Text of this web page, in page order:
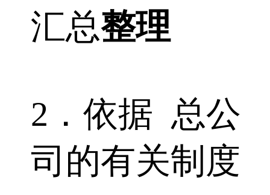
汇总整理
2．依据 总公
司的有关制度